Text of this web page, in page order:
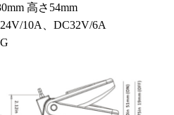
高さ54mm
10A、DC32V/6A